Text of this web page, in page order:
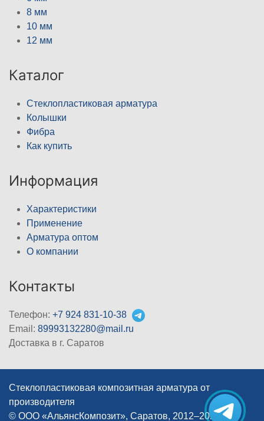
8 мм
10 мм
12 мм
Каталог
Стеклопластиковая арматура
Колышки
Фибра
Как купить
Информация
Характеристики
Применение
Арматура оптом
О компании
Контакты
Телефон: +7 924 831-10-38
Email: 89993132280@mail.ru
Доставка в г. Саратов
Стеклопластиковая композитная арматура от
производителя
© ООО «АльянсКомпозит», Саратов, 2012–2026